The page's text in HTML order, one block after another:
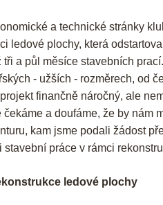
a technické stránky
ledové plochy, která
tři a půl měsíce stavebních
- užších - rozměrech, od
finančně náročný, ale
čekáme a doufáme, že by nám
kam jsme podali žádost
stavební práce v rámci
ledové plochy